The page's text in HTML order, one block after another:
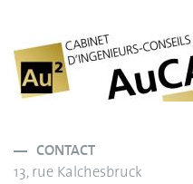
CONTACT
13, rue Kalchesbruck